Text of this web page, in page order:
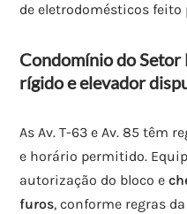
de eletrodomésticos feito
Condomínio do
rígido e elevador
As Av. T-63 e Av. 85 têm
e horário permitido.
autorização do bloco e
furos, conforme regras